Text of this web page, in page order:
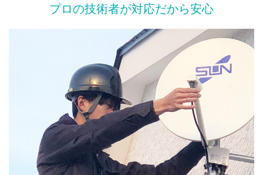
プロの技術者が対応だから安心